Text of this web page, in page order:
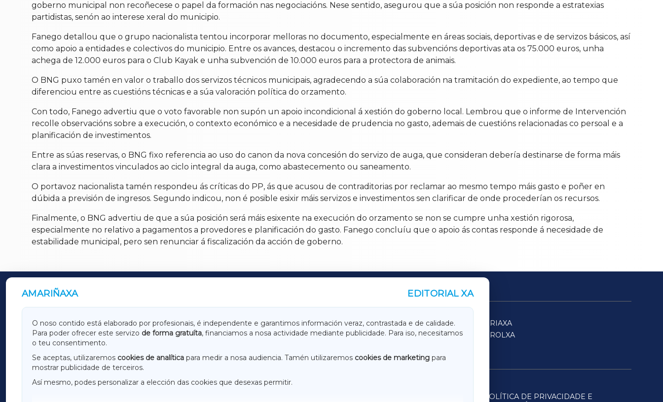
goberno municipal non recoñecese o papel da formación nas negociacións. Nese sentido, asegurou que a súa posición non responde a estratexias
partidistas, senón ao interese xeral do municipio.
Fanego detallou que o grupo nacionalista tentou incorporar melloras no documento, especialmente en áreas sociais, deportivas e de servizos básicos, así
como apoio a entidades e colectivos do municipio. Entre os avances, destacou o incremento das subvencións deportivas ata os 75.000 euros, unha
achega de 12.000 euros para o Club Kayak e unha subvención de 10.000 euros para a protectora de animais.
O BNG puxo tamén en valor o traballo dos servizos técnicos municipais, agradecendo a súa colaboración na tramitación do expediente, ao tempo que
diferenciou entre as cuestións técnicas e a súa valoración política do orzamento.
Con todo, Fanego advertiu que o voto favorable non supón un apoio incondicional á xestión do goberno local. Lembrou que o informe de Intervención
recolle observacións sobre a execución, o contexto económico e a necesidade de prudencia no gasto, ademais de cuestións relacionadas co persoal e a
planificación de investimentos.
Entre as súas reservas, o BNG fixo referencia ao uso do canon da nova concesión do servizo de auga, que consideran debería destinarse de forma máis
clara a investimentos vinculados ao ciclo integral da auga, como abastecemento ou saneamento.
O portavoz nacionalista tamén respondeu ás críticas do PP, ás que acusou de contraditorias por reclamar ao mesmo tempo máis gasto e poñer en
dúbida a previsión de ingresos. Segundo indicou, non é posible esixir máis servizos e investimentos sen clarificar de onde procederían os recursos.
Finalmente, o BNG advertiu de que a súa posición será máis esixente na execución do orzamento se non se cumpre unha xestión rigorosa,
especialmente no relativo a pagamentos a provedores e planificación do gasto. Fanego concluíu que o apoio ás contas responde á necesidade de
estabilidade municipal, pero sen renunciar á fiscalización da acción de goberno.
AMARIÑAXA EDITORIAL XA
O noso contido está elaborado por profesionais, é independente e garantimos información veraz, contrastada e de calidade.
Para poder ofrecer este servizo de forma gratuíta, financiamos a nosa actividade mediante publicidade. Para iso, necesitamos
o teu consentimento.
Se aceptas, utilizaremos cookies de analítica para medir a nosa audiencia. Tamén utilizaremos cookies de marketing para
mostrar publicidade de terceiros.
Así mesmo, podes personalizar a elección das cookies que desexas permitir.
OUTROS PERIÓDICOS
GALICIAXA LUGOXA TERRACHAXA
SARRIAXA
AMARIÑAXA
RIBEIRASACRAXA ACORUÑAXA
FERROLXA
OURENSEXA
POLÍTICA DE PRIVACIDADE E